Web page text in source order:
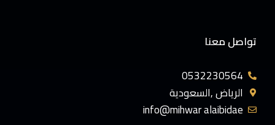
تواصل معنا
0532230564
الرياض ,السعودية
info@mihwar alaibidae